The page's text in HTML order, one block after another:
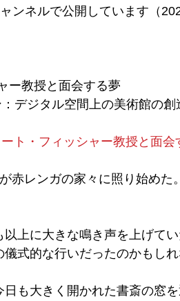
ンネルで公開しています（
ー教授と面会する夢
デジタル空間上の美術館の創
ト・フィッシャー教授と面会
赤レンガの家々に照り始めた
上に大きな鳴き声を上げて
式的な行いだったのかもしれ
も大きく開かれた書斎の窓